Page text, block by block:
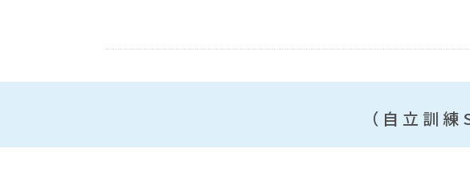
（自立訓